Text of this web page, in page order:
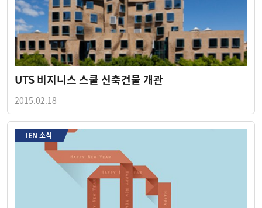
UTS 비지니스 스쿨 신축건물 개관
2015.02.18
IEN 소식